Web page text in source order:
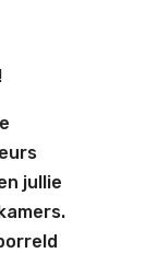
jullie